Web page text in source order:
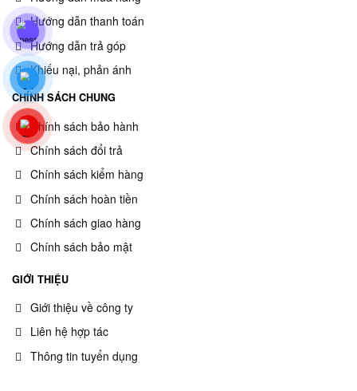
Hướng dẫn thanh toán
Hướng dẫn trả góp
Khiếu nại, phản ánh
CHÍNH SÁCH CHUNG
Chính sách bảo hành
Chính sách đổi trả
Chính sách kiểm hàng
Chính sách hoàn tiền
Chính sách giao hàng
Chính sách bảo mật
GIỚI THIỆU
Giới thiệu về công ty
Liên hệ hợp tác
Thông tin tuyển dụng